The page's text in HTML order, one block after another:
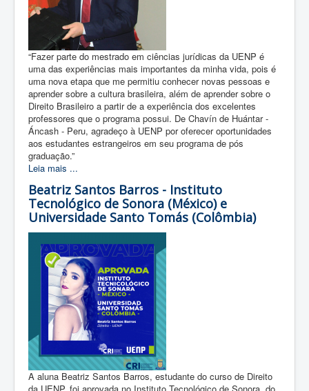
“Fazer parte do mestrado em ciências jurídicas da UENP é
uma das experiências mais importantes da minha vida, pois é
uma nova etapa que me permitiu conhecer novas pessoas e
aprender sobre a cultura brasileira, além de aprender sobre o
Direito Brasileiro a partir de a experiência dos excelentes
professores que o programa possui. De Chavín de Huántar -
Áncash - Peru, agradeço à UENP por oferecer oportunidades
aos estudantes estrangeiros em seu programa de pós
graduação.”
Leia mais ...
Beatriz Santos Barros - Instituto
Tecnológico de Sonora (México) e
Universidade Santo Tomás (Colômbia)
A aluna Beatriz Santos Barros, estudante do curso de Direito